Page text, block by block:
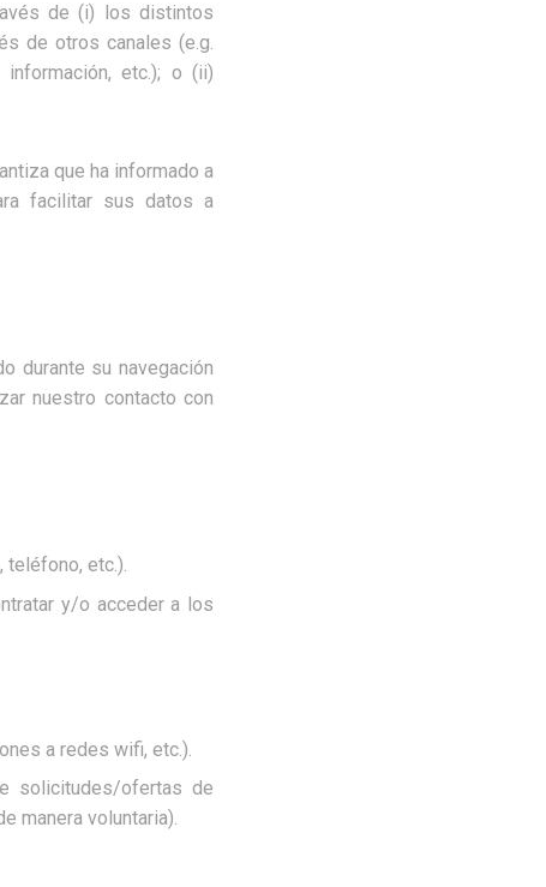
de (i) los distintos
de otros canales (e.g.
etc.); o (ii)
que ha informado a
facilitar sus datos a
durante su navegación
nuestro contacto con
teléfono, etc.).
y/o acceder a los
a redes wifi, etc.).
solicitudes/ofertas de
manera voluntaria).